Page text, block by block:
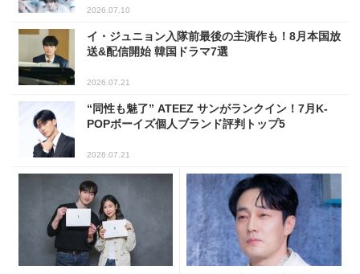
2026.07.10
イ・ジュニョン入隊前最後の主演作も！8月本国放
送&配信開始 韓国ドラマ7選
2026.07.21
“同性も魅了” ATEEZ サンがランクイン！7月K-
POPボーイズ個人ブランド評判トップ5
2026.07.21